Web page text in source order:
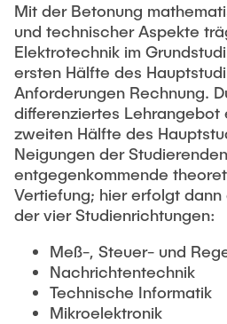
Internal Information
Continuing Education
Research & Transfer
Interdisciplinary Workshop of
"Biobased Processes and
Technologies"
Mechanical Engineering
Study programs
Research and institutes
Joint School of
Institutes
Overview
Mit der Betonung
und technischer Aspekte
Elektrotechnik im
ersten Hälfte des
Anforderungen Rechnung.
differenziertes Lehrangebot
zweiten Hälfte des
Neigungen der Studierenden
entgegenkommende
Vertiefung; hier erfolgt dann
der vier Studienrichtungen:
Meß-, Steuer- und
Nachrichtentechnik
Technische Informatik
Mikroelektronik